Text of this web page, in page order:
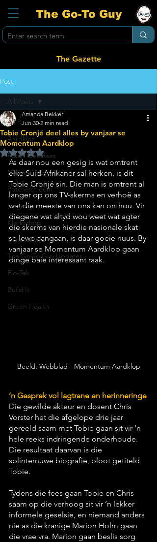
The Go-To Guy
The Gazette
Post
All Posts
Aardklop
Potch Geesfees
National News
Potchefstroom
Ikageng
Klerksdorp
Carletonville
The Go-To Guy Updates
Flo-Tek
Build It
Green Health
All Posts
Tobie Cronjé deel alles by vanjaar se
Momentum Aardklop
Amanda Bekker
Jun 30 2 min read
Rated NaN out of 5 stars.
As daar nou een gesig is wat omtrent
elke Suid-Afrikaner sal herken, is dit
Tobie Cronjé sin. Die man is omtrent al
langer op ons TV-skerms en verhoë as
wat die meeste van ons kan onthou. Vir
diegene wat altyd wou weet wat agter
die skerms van hierdie nasionale skat
se lewe aangaan, is daar goeie nuus. By
vanjaar se Momentum Aardklop gaan
dinge baie interessant raak.
Beeld: Webblad - Momentum Aardklop
’n Gesprek vol lagtrane en herinneringe
Die gewilde akteur en dosent Chris
Vorster het die afgelope drie jaar
gereeld saam met Tobie gaan sit vir ’n
hele reeks indringende onderhoude.
Die resultaat daarvan is die
splinternuwe biografie, bloot getiteld
Tobie.
Tydens die fees gaan Tobie en Chris
saam op die verhoog sit vir ’n lekker
informele geselsie, en niemand anders
nie as die kranige Marion Holm gaan
die vrae vra. Marion gaan beslis sorg